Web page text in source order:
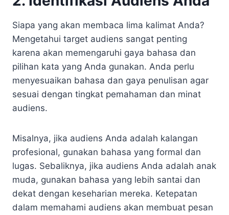
Siapa yang akan membaca lima kalimat Anda?
Mengetahui target audiens sangat penting
karena akan memengaruhi gaya bahasa dan
pilihan kata yang Anda gunakan. Anda perlu
menyesuaikan bahasa dan gaya penulisan agar
sesuai dengan tingkat pemahaman dan minat
audiens.
Misalnya, jika audiens Anda adalah kalangan
profesional, gunakan bahasa yang formal dan
lugas. Sebaliknya, jika audiens Anda adalah anak
muda, gunakan bahasa yang lebih santai dan
dekat dengan keseharian mereka. Ketepatan
dalam memahami audiens akan membuat pesan